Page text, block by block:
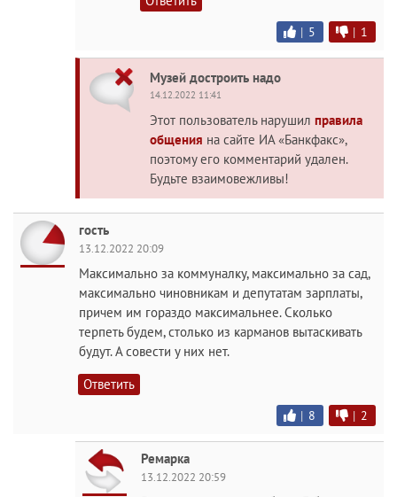
| 5 | 1
Музей достроить надо
14.12.2022 11:41
Этот пользователь нарушил правила
общения на сайте ИА «Банкфакс»,
поэтому его комментарий удален.
Будьте взаимовежливы!
гость
13.12.2022 20:09
Максимально за коммуналку, максимально за сад,
максимально чиновникам и депутатам зарплаты,
причем им гораздо максимальнее. Сколько
терпеть будем, столько из карманов вытаскивать
будут. А совести у них нет.
Ответить
| 8 | 2
Ремарка
13.12.2022 20:59